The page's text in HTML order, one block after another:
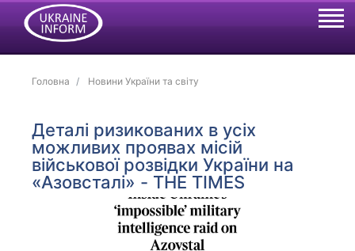
Головна Новини України та світу
Деталі ризикованих в усіх
можливих проявах місій
військової розвідки України на
«Азовсталі» - THE TIMES